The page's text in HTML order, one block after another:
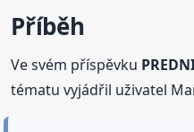
Příběh
Ve svém příspěvku
tématu vyjádřil uživatel